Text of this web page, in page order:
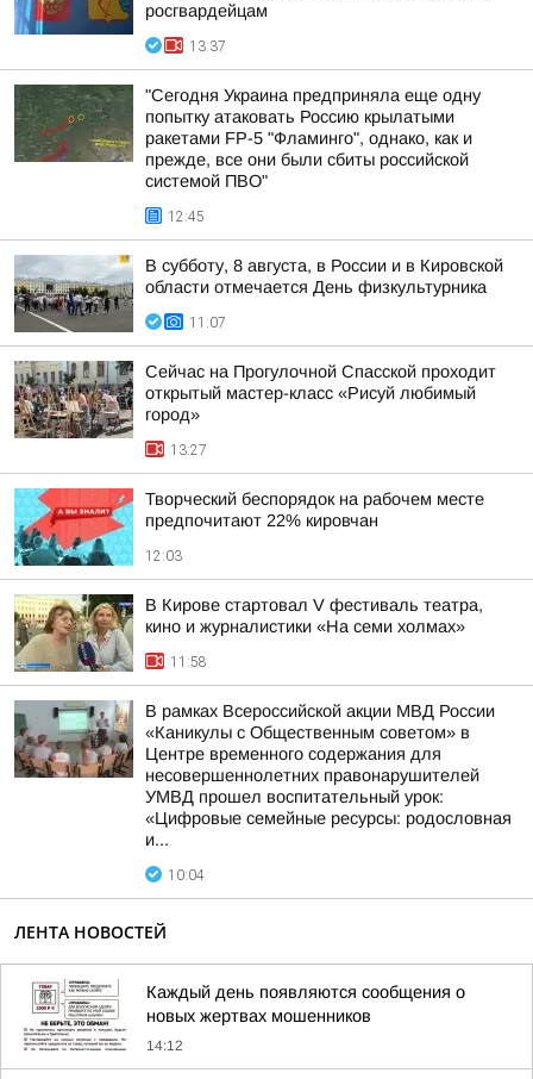
росгвардейцам
13:37
"Сегодня Украина предприняла еще одну
попытку атаковать Россию крылатыми
ракетами FP-5 "Фламинго", однако, как и
прежде, все они были сбиты российской
системой ПВО"
12:45
В субботу, 8 августа, в России и в Кировской
области отмечается День физкультурника
11:07
Сейчас на Прогулочной Спасской проходит
открытый мастер-класс «Рисуй любимый
город»
13:27
Творческий беспорядок на рабочем месте
предпочитают 22% кировчан
12:03
В Кирове стартовал V фестиваль театра,
кино и журналистики «На семи холмах»
11:58
В рамках Всероссийской акции МВД России
«Каникулы с Общественным советом» в
Центре временного содержания для
несовершеннолетних правонарушителей
УМВД прошел воспитательный урок:
«Цифровые семейные ресурсы: родословная
и...
10:04
ЛЕНТА НОВОСТЕЙ
Каждый день появляются сообщения о
новых жертвах мошенников
14:12